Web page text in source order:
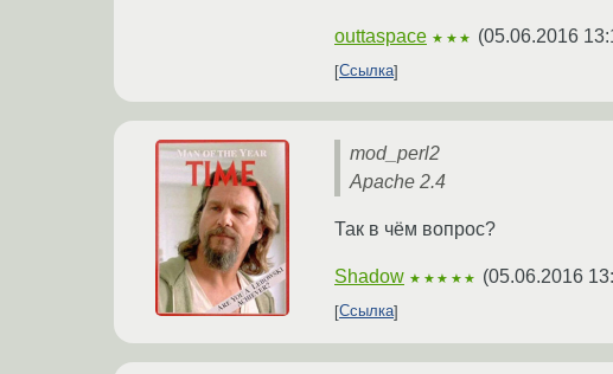
outtaspace ★★★ (05.06.2016
Ссылка
mod_perl2
Apache 2.4
Так в чём вопрос?
Shadow ★★★★★ (05.06.2016
Ссылка